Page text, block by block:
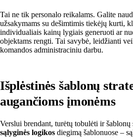
Tai ne tik personalo reikalams. Galite
užsakymams su dešimtimis tiekėjų kurti,
individualiais kainų lygiais generuoti ar
objektams rengti. Tai savybė, leidžianti
komandos administraciniu darbu.
Išplėstinės šablonų
augančioms įmonėms
Verslui brendant, turėtų tobulėti ir
sąlyginės logikos diegimą šablonuose –